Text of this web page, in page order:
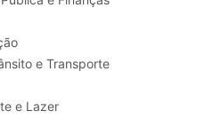
e Transporte
Turismo, Esporte e Lazer